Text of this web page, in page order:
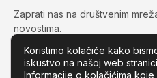
Zaprati nas na društvenim
novostima.
Koristimo kolačiće kako
iskustvo na našoj web
Informacije o kolačićima